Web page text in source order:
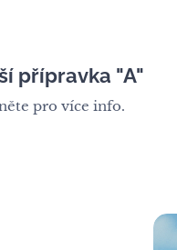
přípravka "A"
pro více info.